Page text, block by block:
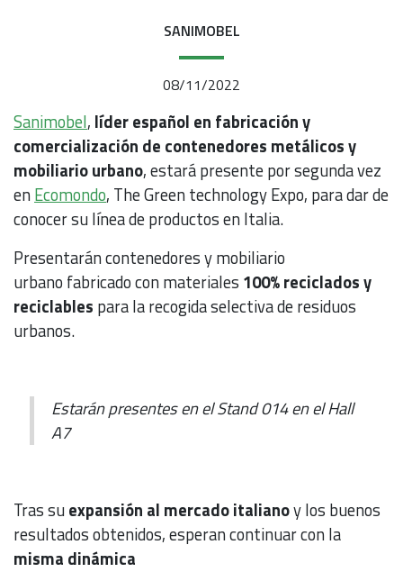
SANIMOBEL
08/11/2022
Sanimobel, líder español en fabricación y
comercialización de contenedores metálicos y
mobiliario urbano, estará presente por segunda vez
enEcomondo, The Green technology Expo, para dar de
conocer su línea de productos en Italia.
Presentarán contenedores y mobiliario
urbano fabricado con materiales 100% reciclados y
reciclables para la recogida selectiva de residuos
urbanos.
Estarán presentes en el Stand 014 en el Hall
A7
Tras suexpansión al mercado italianoy los buenos
resultados obtenidos, esperan continuar con la
misma dinámica